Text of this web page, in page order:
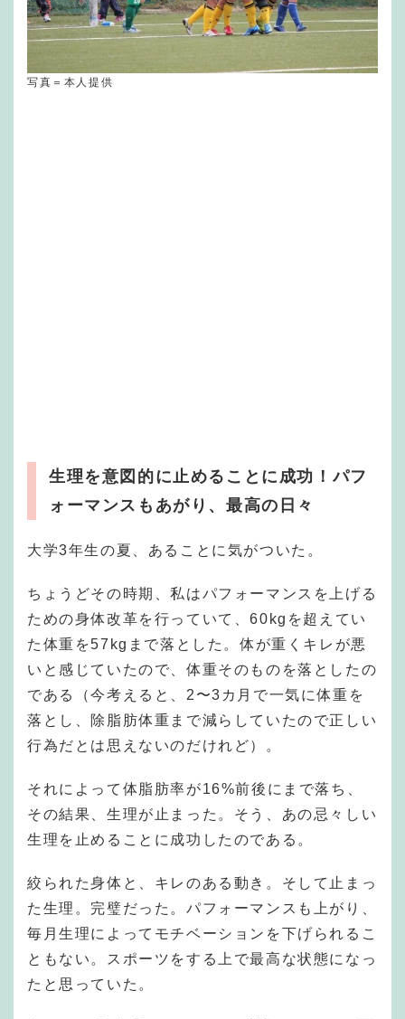
写真＝本人提供
生理を意図的に止めることに成功！パフ
ォーマンスもあがり、最高の日々
大学3年生の夏、あることに気がついた。
ちょうどその時期、私はパフォーマンスを上げる
ための身体改革を行っていて、60kgを超えてい
た体重を57kgまで落とした。体が重くキレが悪
いと感じていたので、体重そのものを落としたの
である（今考えると、2〜3カ月で一気に体重を
落とし、除脂肪体重まで減らしていたので正しい
行為だとは思えないのだけれど）。
それによって体脂肪率が16%前後にまで落ち、
その結果、生理が止まった。そう、あの忌々しい
生理を止めることに成功したのである。
絞られた身体と、キレのある動き。そして止まっ
た生理。完璧だった。パフォーマンスも上がり、
毎月生理によってモチベーションを下げられるこ
ともない。スポーツをする上で最高な状態になっ
たと思っていた。